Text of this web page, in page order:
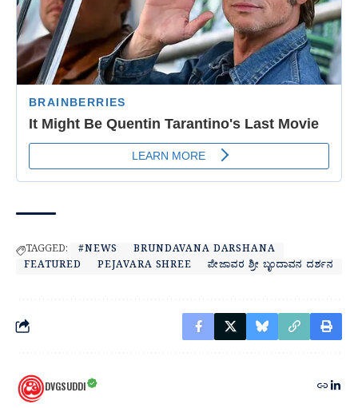
TAGGED: #NEWS
BRUNDAVANA DARSHANA
FEATURED
PEJAVARA SHREE ಪೇಜಾವರ ಶ್ರೀ ಬೃಂದಾವನ ದರ್ಶನ
DVGSUDDI